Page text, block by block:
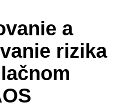
a
rizika